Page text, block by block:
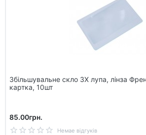
Збільшувальне скло 3X лупа, лінза
картка, 10шт
85.00грн.
Немае відгуків